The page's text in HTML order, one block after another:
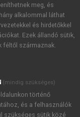
akcióiról.
tudomásul
a szotar.netés a
meg, és
alkalommal láthat
és hirdetőkkel
Ezek állandó sütik,
féltől származnak.
(mindig szükséges)
történő
és a felhasználók
szükséges sütik közé